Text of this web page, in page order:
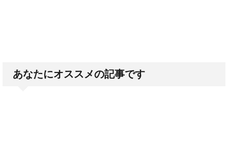
あなたにオススメの記事です